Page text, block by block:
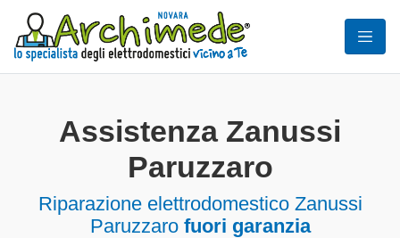
Assistenza Zanussi
Paruzzaro
Riparazione elettrodomestico Zanussi
Paruzzaro fuori garanzia